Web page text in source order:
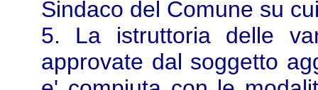
Sindaco del Comune su
5. La istruttoria delle
approvate dal soggetto